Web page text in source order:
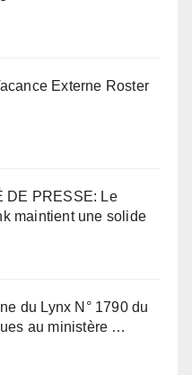
Externe Roster
DE PRESSE: Le
maintient une solide
du Lynx N° 1790 du
au ministère …